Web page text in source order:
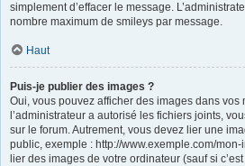
simplement d’effacer le message.
nombre maximum de smileys par message.
Haut
Puis-je publier des images ?
Oui, vous pouvez afficher des images dans vos
l’administrateur a autorisé les fichiers joints,
sur le forum. Autrement, vous devez lier une
public, exemple : http://www.exemple.com/
lier des images de votre ordinateur (sauf si